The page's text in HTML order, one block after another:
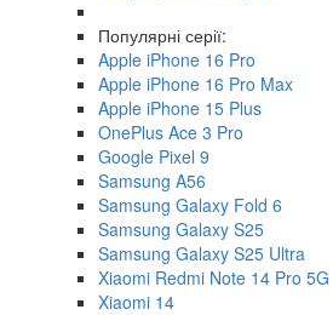
Популярні серії:
Apple iPhone 16 Pro
Apple iPhone 16 Pro Max
Apple iPhone 15 Plus
OnePlus Ace 3 Pro
Google Pixel 9
Samsung A56
Samsung Galaxy Fold 6
Samsung Galaxy S25
Samsung Galaxy S25 Ultra
Xiaomi Redmi Note 14 Pro 5G
Xiaomi 14